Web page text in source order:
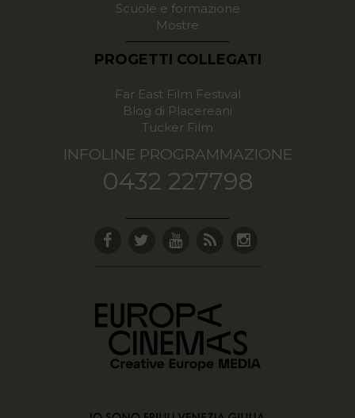
Scuole e formazione
Mostre
PROGETTI COLLEGATI
Far East Film Festival
Blog di Placereani
Tucker Film
INFOLINE PROGRAMMAZIONE
0432 227798